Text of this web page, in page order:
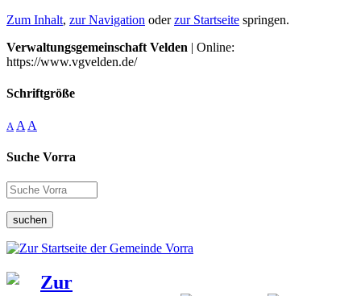
Zum Inhalt, zur Navigation oderzur Startseite springen.
Verwaltungsgemeinschaft Velden | Online:
https://www.vgvelden.de/
Schriftgröße
A A A
Suche Vorra
suchen